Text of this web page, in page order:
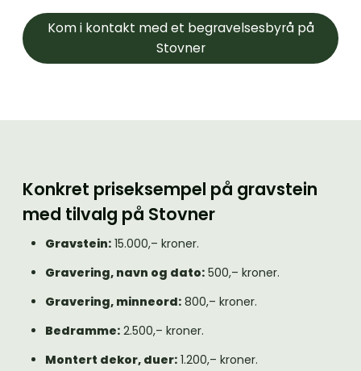
Kom i kontakt med et begravelsesbyrå på
Stovner
Konkret priseksempel på gravstein
med tilvalg på Stovner
Gravstein: 15.000,– kroner.
Gravering, navn og dato: 500,– kroner.
Gravering, minneord: 800,– kroner.
Bedramme: 2.500,– kroner.
Montert dekor, duer: 1.200,– kroner.